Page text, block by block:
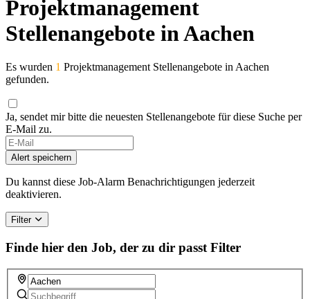
Projektmanagement
Stellenangebote in Aachen
Es wurden 1 Projektmanagement Stellenangebote in Aachen
gefunden.
Ja, sendet mir bitte die neuesten Stellenangebote für diese Suche per
E-Mail zu.
Alert speichern
Du kannst diese Job-Alarm Benachrichtigungen jederzeit
deaktivieren.
Filter
Finde hier den Job, der zu dir passt Filter